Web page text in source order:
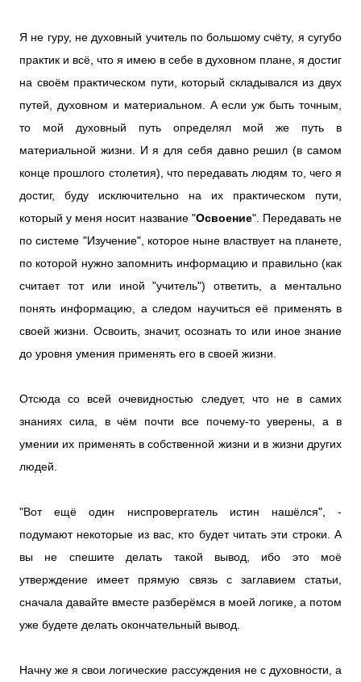
Я не гуру, не духовный учитель по большому счёту, я сугубо
практик и всё, что я имею в себе в духовном плане, я достиг
на своём практическом пути, который складывался из двух
путей, духовном и материальном. А если уж быть точным,
то мой духовный путь определял мой же путь в
материальной жизни. И я для себя давно решил (в самом
конце прошлого столетия), что передавать людям то, чего я
достиг, буду исключительно на их практическом пути,
который у меня носит название "Освоение". Передавать не
по системе "Изучение", которое ныне властвует на планете,
по которой нужно запомнить информацию и правильно (как
считает тот или иной "учитель") ответить, а ментально
понять информацию, а следом научиться её применять в
своей жизни. Освоить, значит, осознать то или иное знание
до уровня умения применять его в своей жизни.
Отсюда со всей очевидностью следует, что не в самих
знаниях сила, в чём почти все почему-то уверены, а в
умении их применять в собственной жизни и в жизни других
людей.
"Вот ещё один ниспровергатель истин нашёлся", -
подумают некоторые из вас, кто будет читать эти строки. А
вы не спешите делать такой вывод, ибо это моё
утверждение имеет прямую связь с заглавием статьи,
сначала давайте вместе разберёмся в моей логике, а потом
уже будете делать окончательный вывод.
Начну же я свои логические рассуждения не с духовности, а